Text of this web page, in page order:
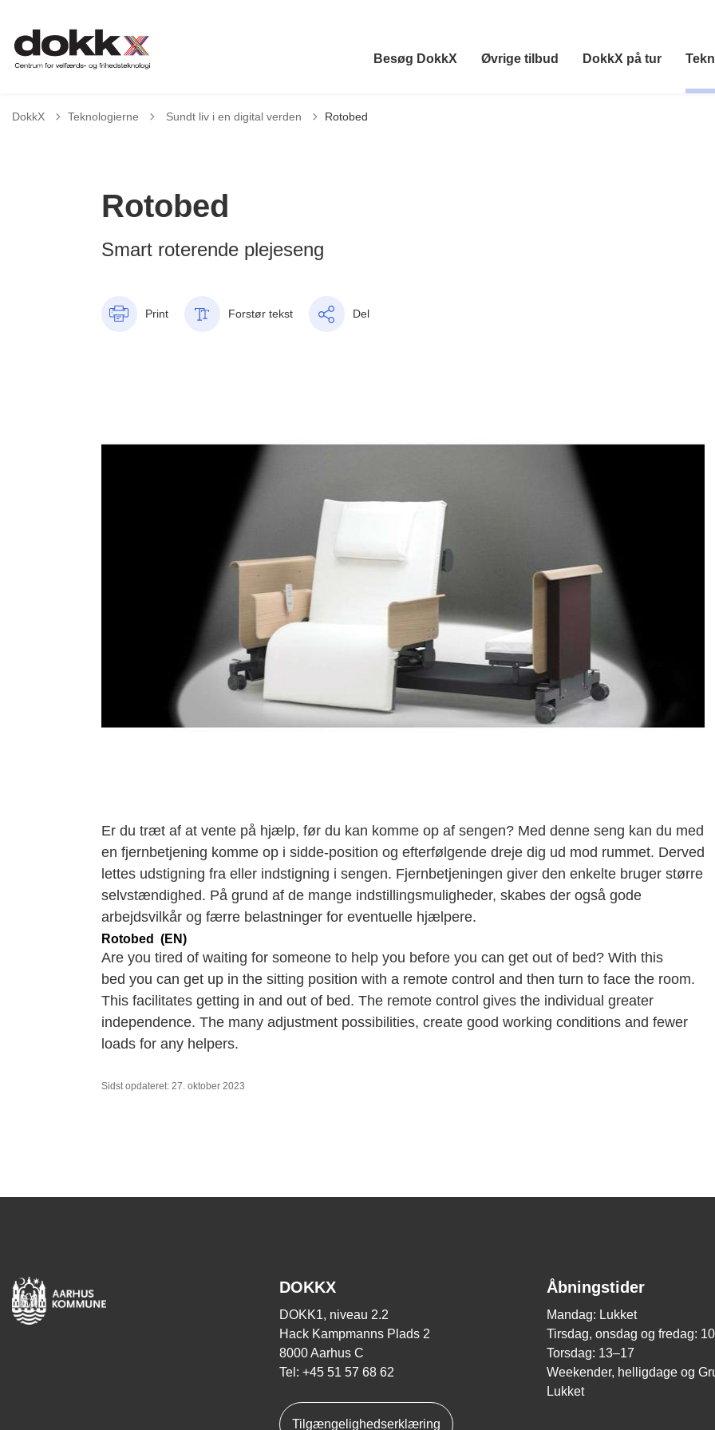
Besøg DokkX Øvrige tilbud DokkX på tur
DokkX Teknologierne Tilbage til
Sundt liv i en digital verden Rotobed
Rotobed
Smart roterende plejeseng
Print Forstør tekst Del
Er du træt af at vente på hjælp, før du kan komme op af sengen? Med denne seng kan du med
en fjernbetjening komme op i sidde-position og efterfølgende dreje dig ud mod rummet. Derved
lettes udstigning fra eller indstigning i sengen. Fjernbetjeningen giver den enkelte bruger større
selvstændighed. På grund af de mange indstillingsmuligheder, skabes der også gode
arbejdsvilkår og færre belastninger for eventuelle hjælpere.
Rotobed (EN)
Are you tired of waiting for someone to help you before you can get out of bed? With this
bed you can get up in the sitting position with a remote control and then turn to face the room.
This facilitates getting in and out of bed. The remote control gives the individual greater
independence. The many adjustment possibilities, create good working conditions and fewer
loads for any helpers.
Sidst opdateret: 27. oktober 2023
DOKKX
DOKK1, niveau 2.2
Hack Kampmanns Plads 2
8000 Aarhus C
Tel: +45 51 57 68 62
Tilgængelighedserklæring
Åbningstider
Mandag: Lukket
Tirsdag, onsdag og fredag:
Torsdag: 13–17
Weekender, helligdage og
Lukket